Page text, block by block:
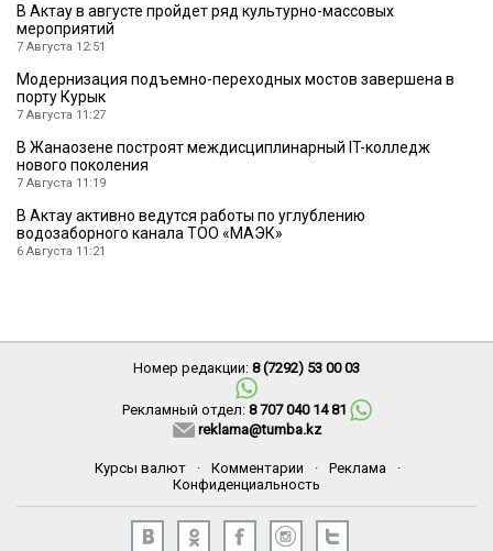
В Актау в августе пройдет ряд культурно-массовых
мероприятий
7 Августа 12:51
Модернизация подъемно-переходных мостов завершена в
порту Курык
7 Августа 11:27
В Жанаозене построят междисциплинарный IT-колледж
нового поколения
7 Августа 11:19
В Актау активно ведутся работы по углублению
водозаборного канала ТОО «МАЭК»
6 Августа 11:21
Номер редакции: 8 (7292) 53 00 03
Рекламный отдел: 8 707 040 14 81
reklama@tumba.kz
Курсы валют · Комментарии · Реклама
·
Конфиденциальность